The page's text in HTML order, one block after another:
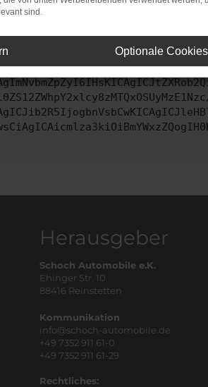
kontaktiere uns bitte. Wir werden
Herausgeber
Schoch Automobile e.K.
Ehinger Str. 10
88416 Reinstetten
Kommunikation
info@schoch-automobile.de
+49 7352 911 61-0
+49 7352 911 61-29
Rechtliches:
sind.
Optionale